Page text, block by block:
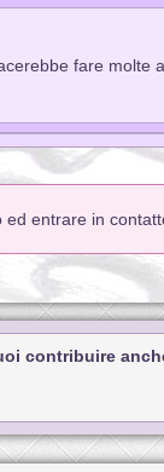
fare molte
ed entrare in
contribuire